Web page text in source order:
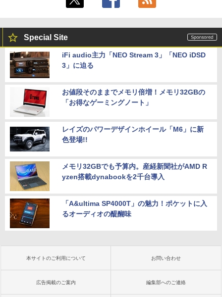
Special Site
iFi audio主力「NEO Stream 3」「NEO iDSD
3」に迫る
お値段そのままでメモリ倍増！メモリ32GBの
「お得なゲーミングノート」
レイズのパワーデザインホイール「M6」に新
色登場!!
メモリ32GBでも予算内。産経新聞社がAMD R
yzen搭載dynabookを2千台導入
「A&ultima SP4000T」の魅力！ポケットに入
るオーディオの醍醐味
本サイトのご利用について お問い合わせ
広告掲載のご案内 編集部へのご連絡